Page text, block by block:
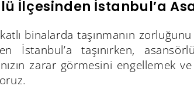
İlçesinden İstanbul’a
binalarda taşınmanın
İstanbul’a taşınırken,
zarar görmesini engellemek